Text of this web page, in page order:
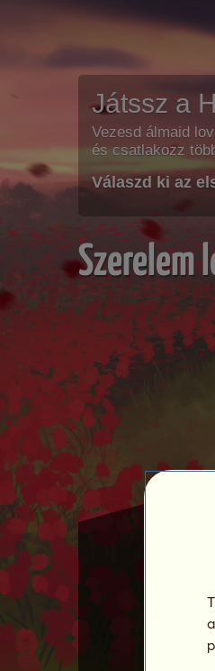
Játssz a
Vezesd álmaid
és csatlakozz
Válaszd ki az
Szerelem